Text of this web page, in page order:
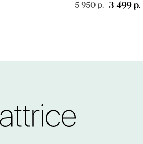
5 950 р. 3 499 р.